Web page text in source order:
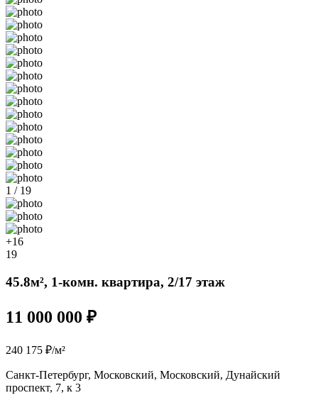
1 / 19
+16
19
45.8м², 1-комн. квартира, 2/17 этаж
11 000 000 ₽
240 175 ₽/м²
Санкт-Петербург, Московский, Московский, Дунайский
проспект, 7, к 3